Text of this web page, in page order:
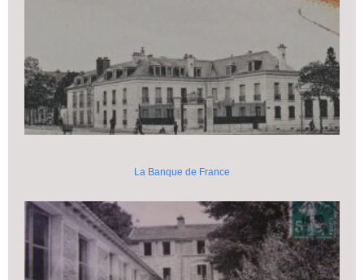
La Banque de France